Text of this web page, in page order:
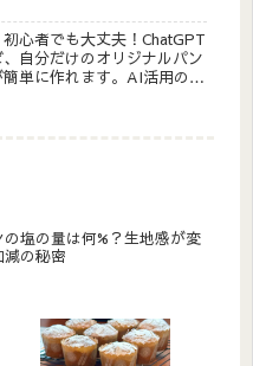
心者でも大丈夫！ChatGPT
自分だけのオリジナルパン
簡単に作れます。AI活用のコ
塩の量は何%？生地感が変
の秘密